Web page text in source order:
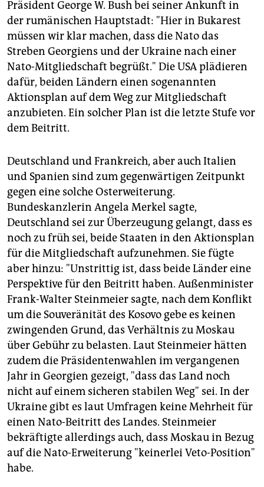
Präsident George W. Bush bei seiner Ankunft in
der rumänischen Hauptstadt: "Hier in Bukarest
müssen wir klar machen, dass die Nato das
Streben Georgiens und der Ukraine nach einer
Nato-Mitgliedschaft begrüßt." Die USA plädieren
dafür, beiden Ländern einen sogenannten
Aktionsplan auf dem Weg zur Mitgliedschaft
anzubieten. Ein solcher Plan ist die letzte Stufe vor
dem Beitritt.
Deutschland und Frankreich, aber auch Italien
und Spanien sind zum gegenwärtigen Zeitpunkt
gegen eine solche Osterweiterung.
Bundeskanzlerin Angela Merkel sagte,
Deutschland sei zur Überzeugung gelangt, dass es
noch zu früh sei, beide Staaten in den Aktionsplan
für die Mitgliedschaft aufzunehmen. Sie fügte
aber hinzu: "Unstrittig ist, dass beide Länder eine
Perspektive für den Beitritt haben. Außenminister
Frank-Walter Steinmeier sagte, nach dem Konflikt
um die Souveränität des Kosovo gebe es keinen
zwingenden Grund, das Verhältnis zu Moskau
über Gebühr zu belasten. Laut Steinmeier hätten
zudem die Präsidentenwahlen im vergangenen
Jahr in Georgien gezeigt, "dass das Land noch
nicht auf einem sicheren stabilen Weg" sei. In der
Ukraine gibt es laut Umfragen keine Mehrheit für
einen Nato-Beitritt des Landes. Steinmeier
bekräftigte allerdings auch, dass Moskau in Bezug
auf die Nato-Erweiterung "keinerlei Veto-Position"
habe.